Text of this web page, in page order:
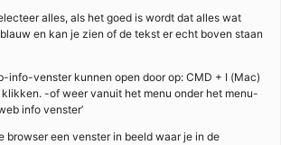
alles, als het goed is wordt dat alles wat
blauw en kan je zien of de tekst er echt boven staan
info-venster kunnen open door op: CMD + I (Mac)
klikken. -of weer vanuit het menu onder het menu-
info venster’
browser een venster in beeld waar je in de